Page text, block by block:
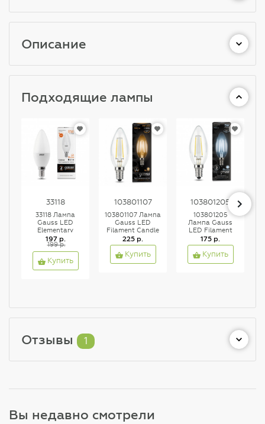
Описание
Подходящие лампы
33118
33118 Лампа
Gauss LED
Elementary
Candle 8W E14
3000K 1/10/100
197 р.
199 р.
Купить
103801107
103801107 Лампа
Gauss LED
Filament Candle
E14 7W 2700К
1/10/50, шт
225 р.
Купить
103801205
103801205
Лампа Gauss
LED Filament
Candle E14 5W
4100K 1/10/50
175 р.
Купить
Отзывы 1
Вы недавно смотрели